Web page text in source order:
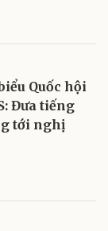
Quốc hội
Đưa tiếng
tới nghị